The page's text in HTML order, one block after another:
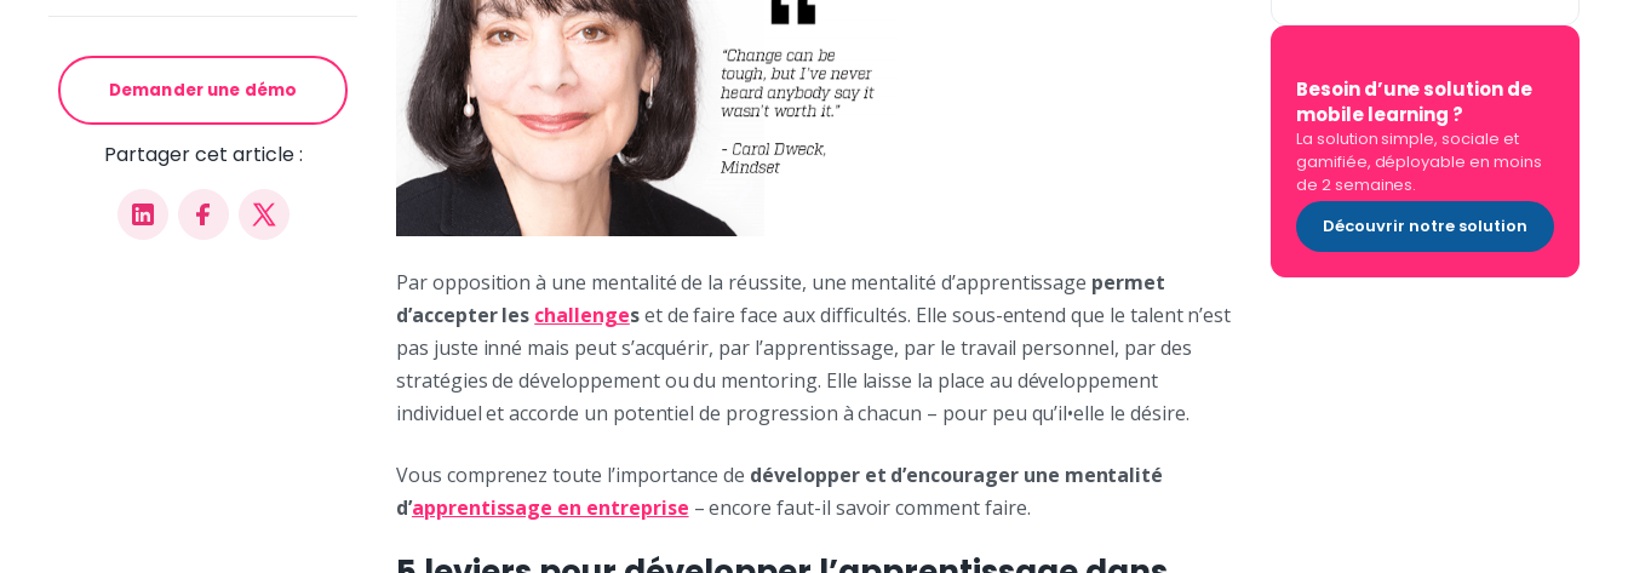
Demander une démo
Partager cet article :
Par opposition à une mentalité de la réussite, une mentalité d’apprentissage permet
d’accepter les challengeset de faire face aux difficultés. Elle sous-entend que le talent n’est
pas juste inné mais peut s’acquérir, par l’apprentissage, par le travail personnel, par des
stratégies de développement ou du mentoring. Elle laisse la place au développement
individuel et accorde un potentiel de progression à chacun – pour peu qu’il•elle le désire.
Vous comprenez toute l’importance de développer et d’encourager une mentalité
d’apprentissage en entreprise – encore faut-il savoir comment faire.
Besoin d’une solution de
mobile learning ?
La solution simple, sociale et
gamifiée, déployable en moins
de 2 semaines.
Découvrir notre solution